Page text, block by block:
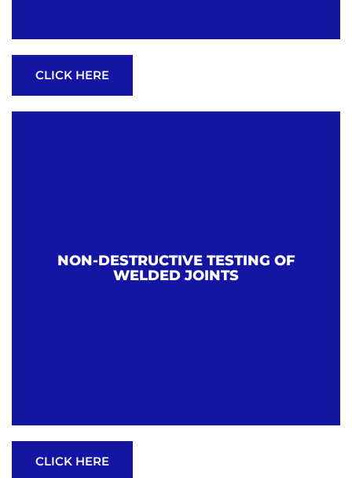
CLICK HERE
NON-DESTRUCTIVE TESTING OF
WELDED JOINTS
CLICK HERE